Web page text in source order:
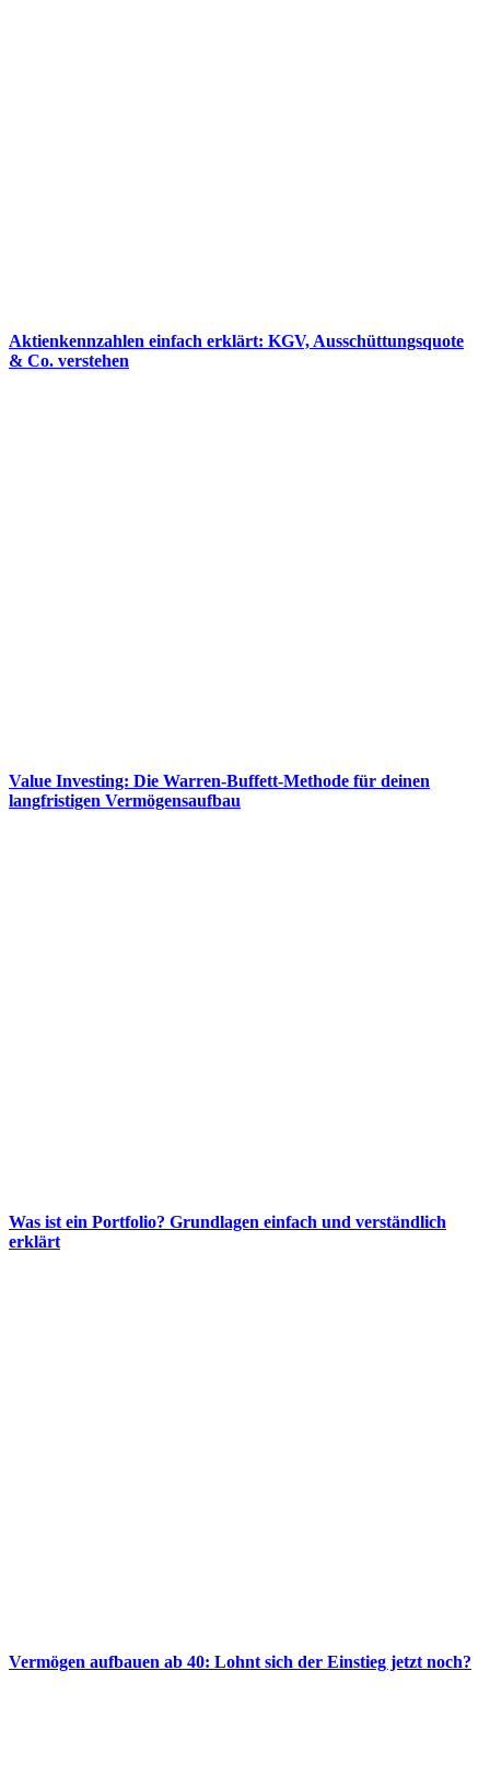
Aktienkennzahlen einfach erklärt: KGV, Ausschüttungsquote
& Co. verstehen
Value Investing: Die Warren-Buffett-Methode für deinen
langfristigen Vermögensaufbau
Was ist ein Portfolio? Grundlagen einfach und verständlich
erklärt
Vermögen aufbauen ab 40: Lohnt sich der Einstieg jetzt noch?